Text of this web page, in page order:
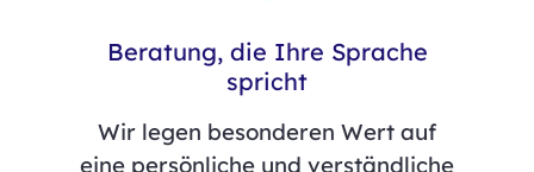
Beratung, die Ihre Sprache
spricht
Wir legen besonderen Wert auf
eine persönliche und verständliche